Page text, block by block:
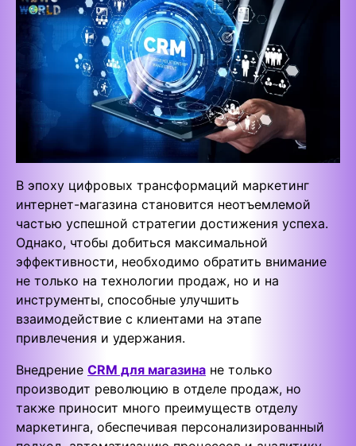
В эпоху цифровых трансформаций маркетинг
интернет-магазина становится неотъемлемой
частью успешной стратегии достижения успеха.
Однако, чтобы добиться максимальной
эффективности, необходимо обратить внимание
не только на технологии продаж, но и на
инструменты, способные улучшить
взаимодействие с клиентами на этапе
привлечения и удержания.
Внедрение CRM для магазина не только
производит революцию в отделе продаж, но
также приносит много преимуществ отделу
маркетинга, обеспечивая персонализированный